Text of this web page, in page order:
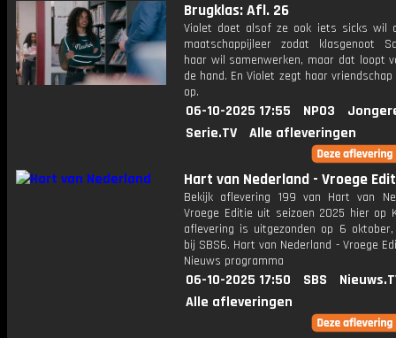
Brugklas: Afl. 26
Violet doet alsof ze ook iets sicks wil
maatschappijleer zodat klasgenoot
haar wil samenwerken, maar dat loopt
de hand. En Violet zegt haar
op.
06-10-2025 17:55 NPO3
Serie.TV
Alle afleveringen
Hart van Nederland - Vroege
Bekijk aflevering 199 van Hart van
Vroege Editie uit seizoen 2025 hier op
aflevering is uitgezonden op 6 oktober,
bij SBS6. Hart van Nederland - Vroege
Nieuws programma
06-10-2025 17:50 SBS
Alle afleveringen